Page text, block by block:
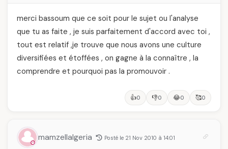
merci bassoum que ce soit pour le sujet ou l'analyse
que tu as faite , je suis parfaitement d'accord avec toi ,
tout est relatif ,je trouve que nous avons une culture
diversifiées et étoffées , on gagne à la connaître , la
comprendre et pourquoi pas la promouvoir .
👍0 👎0 😂0 🥰0
mamzellalgeria Posté le 21 Nov 2010 à 14:01